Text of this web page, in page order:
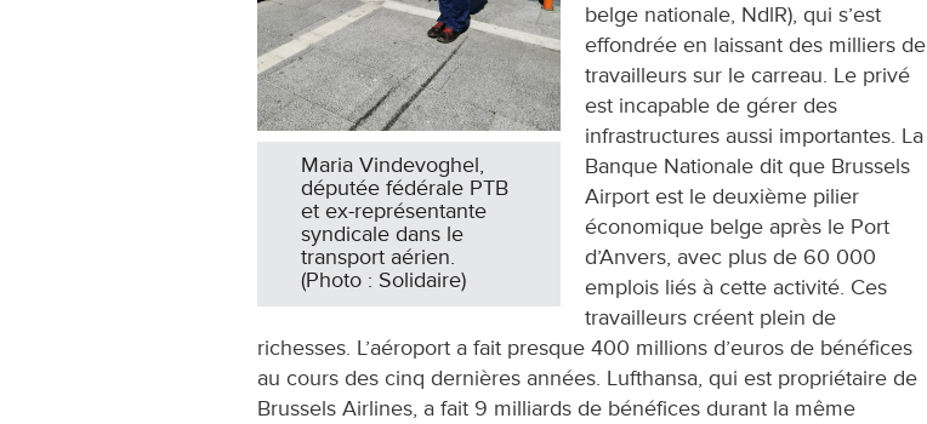
Maria Vindevoghel,
députée fédérale PTB
et ex-représentante
syndicale dans le
transport aérien.
(Photo : Solidaire)
belge nationale, NdlR), qui s’est
effondrée en laissant des milliers de
travailleurs sur le carreau. Le privé
est incapable de gérer des
infrastructures aussi importantes. La
Banque Nationale dit que Brussels
Airport est le deuxième pilier
économique belge après le Port
d’Anvers, avec plus de 60 000
emplois liés à cette activité. Ces
travailleurs créent plein de
richesses. L’aéroport a fait presque 400 millions d’euros de bénéfices
au cours des cinq dernières années. Lufthansa, qui est propriétaire de
Brussels Airlines, a fait 9 milliards de bénéfices durant la même